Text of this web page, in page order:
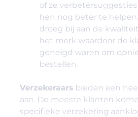
of ze
hen nog beter te
droeg bij aan de
het merk waardoor de
geneigd waren om
bestellen.
Verzekeraars bieden een
aan. De meeste klanten
specifieke verzekering